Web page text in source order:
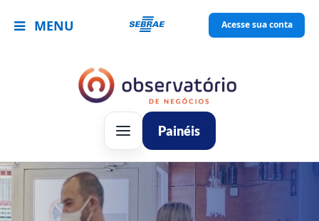
MENU Acesse sua conta
Painéis